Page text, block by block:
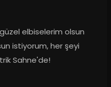
elbiselerim olsun
istiyorum, her şeyi
Sahne'de!